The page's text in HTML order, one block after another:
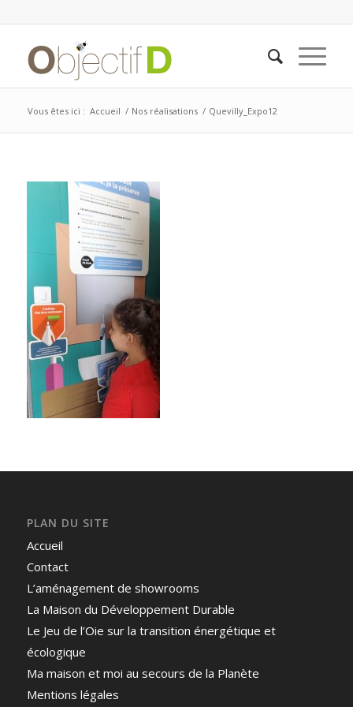
Vous êtes ici : Accueil / Nos réalisations / Quevilly_Expo12
PLAN DU SITE
Accueil
Contact
L’aménagement de showrooms
La Maison du Développement Durable
Le Jeu de l’Oie sur la transition énergétique et
écologique
Ma maison et moi au secours de la Planète
Mentions légales